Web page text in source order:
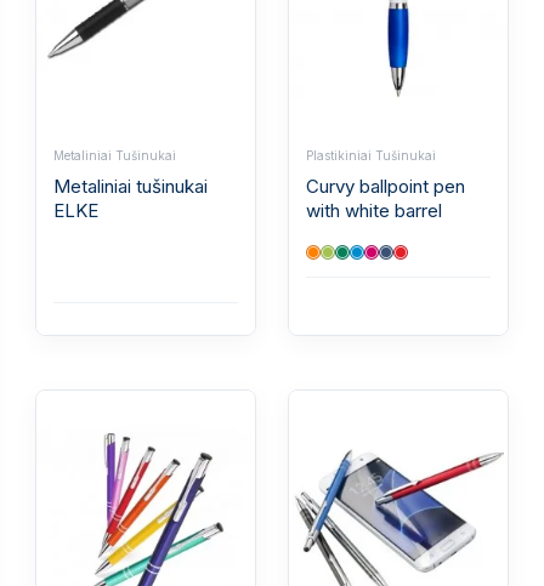
Metaliniai Tušinukai
Metaliniai tušinukai
ELKE
Plastikiniai Tušinukai
Curvy ballpoint pen
with white barrel